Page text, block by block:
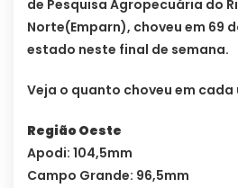
de Pesquisa Agropecuária do
Norte(Emparn), choveu em 69
estado neste final de semana.
Veja o quanto choveu em cada
Região Oeste
Apodi: 104,5mm
Campo Grande: 96,5mm